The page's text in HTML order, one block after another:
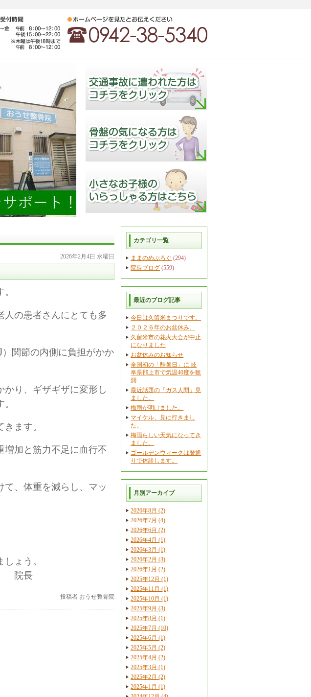
2026年2月4日 水曜日
人の患者さんにとても多
関節の内側に負担がかか
かり、ギザギザに変形し
ます。
増加と筋力不足に血行不
て、体重を減らし、マッ
ます。
いきましょう。
投稿者 おうせ整骨院
カテゴリ一覧
ままのめぶろぐ (294)
院長ブログ (559)
最近のブログ記事
今日は久留米まつりです。
２０２６年のお盆休み。
久留米市の花火大会が中止
になりました
お盆休みのお知らせ
全国初の「酷暑日」に 岐
阜県郡上市で気温40度を観
測
最近話題の「ガス人間」見
ました。
梅雨が明けました。
マイケル、見に行きまし
た。
梅雨らしい天気になってき
ました。
ゴールデンウィークは暦通
りで休診します。
月別アーカイブ
2026年8月 (2)
2026年7月 (4)
2026年6月 (2)
2026年4月 (1)
2026年3月 (1)
2026年2月 (3)
2026年1月 (2)
2025年12月 (1)
2025年11月 (1)
2025年10月 (1)
2025年9月 (3)
2025年8月 (1)
2025年7月 (10)
2025年6月 (1)
2025年5月 (2)
2025年4月 (2)
2025年3月 (1)
2025年2月 (2)
2025年1月 (1)